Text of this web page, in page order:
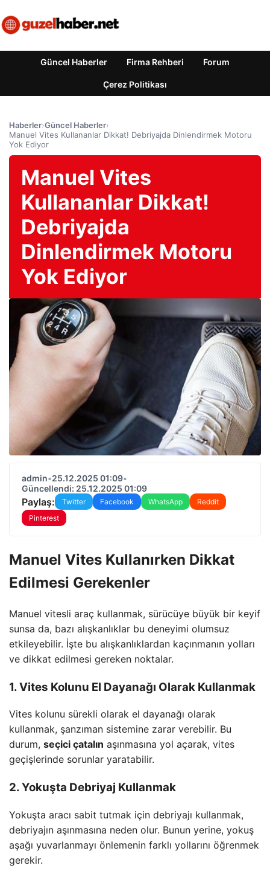
Güncel Haberler Firma Rehberi Forum
Çerez Politikası
Haberler›Güncel Haberler›
Manuel Vites Kullananlar Dikkat! Debriyajda Dinlendirmek Motoru
Yok Ediyor
Manuel Vites
Kullananlar Dikkat!
Debriyajda
Dinlendirmek Motoru
Yok Ediyor
admin•25.12.2025 01:09•
Güncellendi: 25.12.2025 01:09
Paylaş: Twitter Facebook WhatsApp
Reddit
Pinterest
Manuel Vites Kullanırken Dikkat
Edilmesi Gerekenler
Manuel vitesli araç kullanmak, sürücüye büyük bir keyif
sunsa da, bazı alışkanlıklar bu deneyimi olumsuz
etkileyebilir. İşte bu alışkanlıklardan kaçınmanın yolları
ve dikkat edilmesi gereken noktalar.
1. Vites Kolunu El Dayanağı Olarak Kullanmak
Vites kolunu sürekli olarak el dayanağı olarak
kullanmak, şanzıman sistemine zarar verebilir. Bu
durum, seçici çatalın aşınmasına yol açarak, vites
geçişlerinde sorunlar yaratabilir.
2. Yokuşta Debriyaj Kullanmak
Yokuşta aracı sabit tutmak için debriyajı kullanmak,
debriyajın aşınmasına neden olur. Bunun yerine, yokuş
aşağı yuvarlanmayı önlemenin farklı yollarını öğrenmek
gerekir.